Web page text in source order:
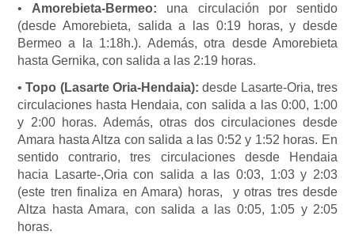
• Amorebieta-Bermeo: una circulación por sentido
(desde Amorebieta, salida a las 0:19 horas, y desde
Bermeo a la 1:18h.). Además, otra desde Amorebieta
hasta Gernika, con salida a las 2:19 horas.
•Topo (Lasarte Oria-Hendaia): desde Lasarte-Oria, tres
circulaciones hasta Hendaia, con salida a las 0:00, 1:00
y 2:00 horas. Además, otras dos circulaciones desde
Amara hasta Altza con salida a las 0:52 y 1:52 horas. En
sentido contrario, tres circulaciones desde Hendaia
hacia Lasarte-,Oria con salida a las 0:03, 1:03 y 2:03
(este tren finaliza en Amara) horas, y otras tres desde
Altza hasta Amara, con salida a las 0:05, 1:05 y 2:05
horas.